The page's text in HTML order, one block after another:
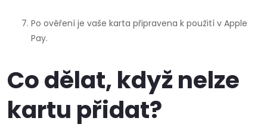
Po ověření je vaše karta připravena k použití v Apple
Pay.
Co dělat, když nelze
kartu přidat?